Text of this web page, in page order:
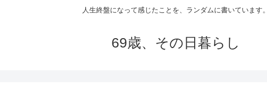
人生終盤になって感じたことを、ランダムに書いています。
69歳、その日暮らし